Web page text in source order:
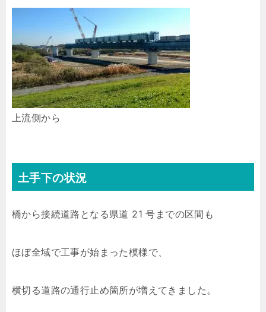
上流側から
土手下の状況
橋から接続道路となる県道 21 号までの区間も
ほぼ全域で工事が始まった模様で、
横切る道路の通行止め箇所が増えてきました。